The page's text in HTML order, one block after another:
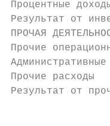
Процентные
Результат от
ПРОЧАЯ
Прочие
Прочие
Результат от